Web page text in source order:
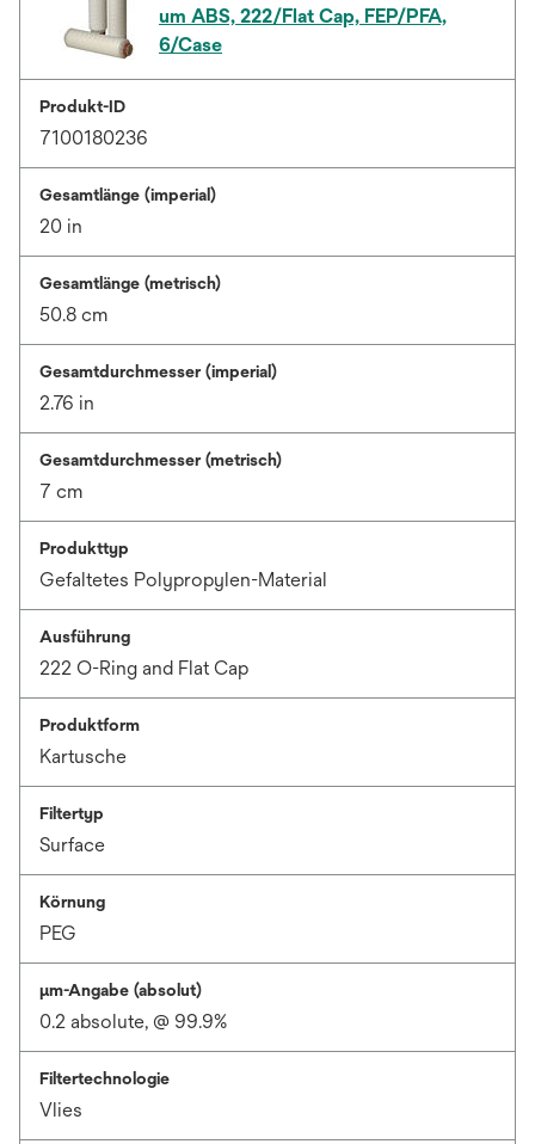
um ABS, 222/Flat Cap, FEP/PFA,
6/Case
Produkt-ID
7100180236
Gesamtlänge (imperial)
20 in
Gesamtlänge (metrisch)
50.8 cm
Gesamtdurchmesser (imperial)
2.76 in
Gesamtdurchmesser (metrisch)
7 cm
Produkttyp
Gefaltetes Polypropylen-Material
Ausführung
222 O-Ring and Flat Cap
Produktform
Kartusche
Filtertyp
Surface
Körnung
PEG
μm-Angabe (absolut)
0.2 absolute, @ 99.9%
Filtertechnologie
Vlies